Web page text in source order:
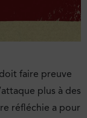
faire preuve
plus à des
réfléchie a pour